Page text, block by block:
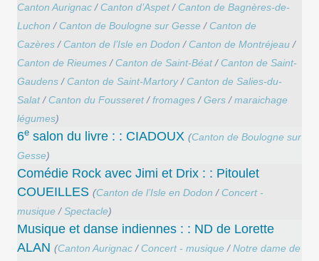
Canton Aurignac / Canton d’Aspet/ Canton de Bagnères-de-
Luchon / Canton de Boulogne sur Gesse / Canton de
Cazères / Canton de l’Isle en Dodon / Canton de Montréjeau /
Canton de Rieumes / Canton de Saint-Béat/ Canton de Saint-
Gaudens / Canton de Saint-Martory/ Canton de Salies-du-
Salat/ Canton du Fousseret/fromages /Gers /maraichage
légumes)
6e salon du livre : : CIADOUX (Canton de Boulogne sur
Gesse)
Comédie Rock avec Jimi et Drix : : Pitoulet
COUEILLES (Canton de l’Isle en Dodon / Concert -
musique /Spectacle)
Musique et danse indiennes : : ND de Lorette
ALAN (Canton Aurignac / Concert - musique /Notre dame de